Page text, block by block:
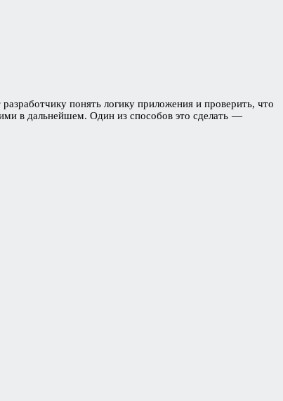
понять логику приложения и проверить, что
ими в дальнейшем. Один из способов это сделать —